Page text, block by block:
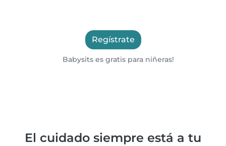
Regístrate
Babysits es gratis para niñeras!
El cuidado siempre está a tu